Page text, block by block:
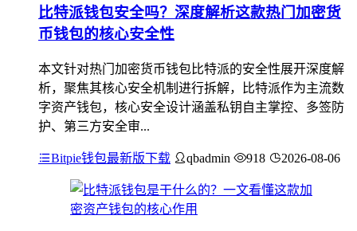
比特派钱包安全吗？深度解析这款热门加密货
币钱包的核心安全性
本文针对热门加密货币钱包比特派的安全性展开深度解
析，聚焦其核心安全机制进行拆解，比特派作为主流数
字资产钱包，核心安全设计涵盖私钥自主掌控、多签防
护、第三方安全审...
Bitpie钱包最新版下载 qbadmin 918 2026-08-06